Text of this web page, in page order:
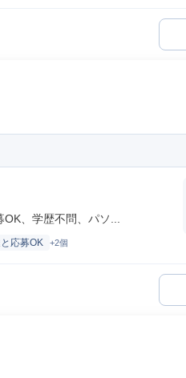
、学歴不問、パソ...
応募OK +2個